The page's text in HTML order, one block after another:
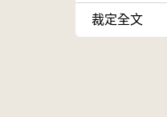
裁定全文